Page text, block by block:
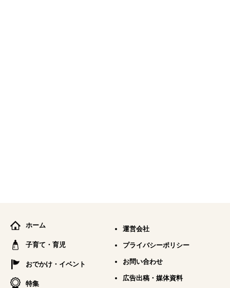
ホーム
子育て・育児
おでかけ・イベント
特集
運営会社
プライバシーポリシー
お問い合わせ
広告出稿・媒体資料